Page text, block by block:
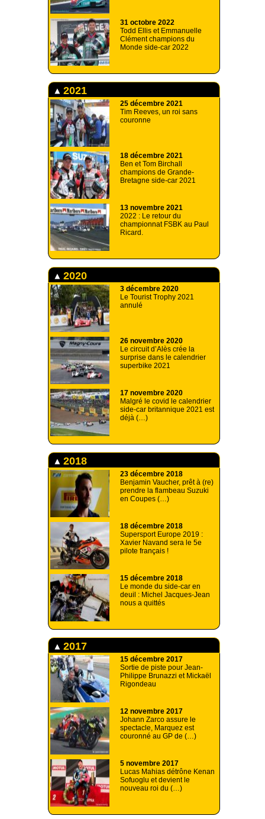
31 octobre 2022
Todd Ellis et Emmanuelle
Clément champions du
Monde side-car 2022
2021
25 décembre 2021
Tim Reeves, un roi sans
couronne
18 décembre 2021
Ben et Tom Birchall
champions de Grande-
Bretagne side-car 2021
13 novembre 2021
2022 : Le retour du
championnat FSBK au Paul
Ricard.
2020
3 décembre 2020
Le Tourist Trophy 2021
annulé
26 novembre 2020
Le circuit d’Alès crée la
surprise dans le calendrier
superbike 2021
17 novembre 2020
Malgré le covid le calendrier
side-car britannique 2021 est
déjà (…)
2018
23 décembre 2018
Benjamin Vaucher, prêt à (re)
prendre la flambeau Suzuki
en Coupes (…)
18 décembre 2018
Supersport Europe 2019 :
Xavier Navand sera le 5e
pilote français !
15 décembre 2018
Le monde du side-car en
deuil : Michel Jacques-Jean
nous a quittés
2017
15 décembre 2017
Sortie de piste pour Jean-
Philippe Brunazzi et Mickaël
Rigondeau
12 novembre 2017
Johann Zarco assure le
spectacle, Marquez est
couronné au GP de (…)
5 novembre 2017
Lucas Mahias détrône Kenan
Sofuoglu et devient le
nouveau roi du (…)